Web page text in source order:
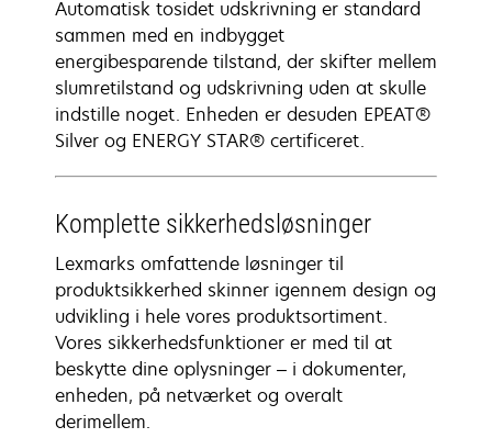
Automatisk tosidet udskrivning er standard
sammen med en indbygget
energibesparende tilstand, der skifter mellem
slumretilstand og udskrivning uden at skulle
indstille noget. Enheden er desuden EPEAT®
Silver og ENERGY STAR® certificeret.
Komplette sikkerhedsløsninger
Lexmarks omfattende løsninger til
produktsikkerhed skinner igennem design og
udvikling i hele vores produktsortiment.
Vores sikkerhedsfunktioner er med til at
beskytte dine oplysninger – i dokumenter,
enheden, på netværket og overalt
derimellem.